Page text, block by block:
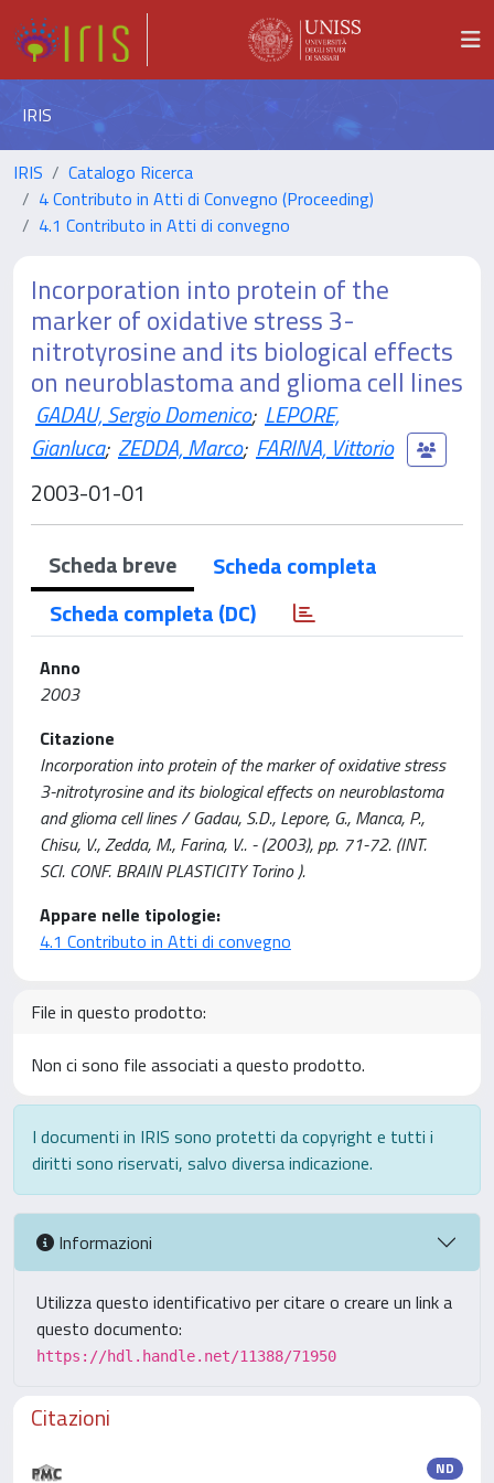
IRIS
IRIS
Catalogo Ricerca
4 Contributo in Atti di Convegno (Proceeding)
4.1 Contributo in Atti di convegno
Incorporation into protein of the
marker of oxidative stress 3-
nitrotyrosine and its biological effects
on neuroblastoma and glioma cell lines
GADAU, Sergio Domenico; LEPORE,
Gianluca; ZEDDA, Marco; FARINA, Vittorio
2003-01-01
Scheda breve
Scheda completa
Scheda completa (DC)
Anno
2003
Citazione
Incorporation into protein of the marker of oxidative stress
3-nitrotyrosine and its biological effects on neuroblastoma
and glioma cell lines / Gadau, S.D., Lepore, G., Manca, P.,
Chisu, V., Zedda, M., Farina, V.. - (2003), pp. 71-72. (INT.
SCI. CONF. BRAIN PLASTICITY Torino ).
Appare nelle tipologie:
4.1 Contributo in Atti di convegno
File in questo prodotto:
Non ci sono file associati a questo prodotto.
I documenti in IRIS sono protetti da copyright e tutti i
diritti sono riservati, salvo diversa indicazione.
Informazioni
Utilizza questo identificativo per citare o creare un link a
questo documento:
https://hdl.handle.net/11388/71950
Citazioni
ND